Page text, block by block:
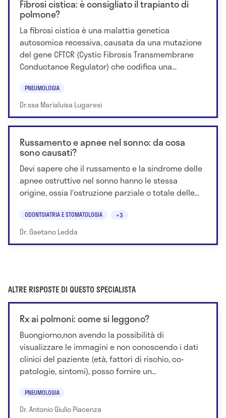
Fibrosi cistica: è consigliato il trapianto di
polmone?
La fibrosi cistica è una malattia genetica
autosomica recessiva, causata da una mutazione
del gene CFTCR (Cystic Fibrosis Transmembrane
Conductance Regulator) che codifica una...
PNEUMOLOGIA
Dr.ssa Marialuisa Lugaresi
Russamento e apnee nel sonno: da cosa
sono causati?
Devi sapere che il russamento e la sindrome delle
apnee ostruttive nel sonno hanno le stessa
origine, ossia l'ostruzione parziale o totale delle...
ODONTOIATRIA E STOMATOLOGIA +3
Dr. Gaetano Ledda
ALTRE RISPOSTE DI QUESTO SPECIALISTA
Rx ai polmoni: come si leggono?
Buongiorno,non avendo la possibilità di
visualizzare le immagini e non conoscendo i dati
clinici del paziente (età, fattori di rischio, co-
patologie, sintomi), posso fornire un...
PNEUMOLOGIA
Dr. Antonio Giulio Piacenza